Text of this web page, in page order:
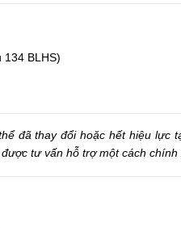
BLHS)
đã thay đổi hoặc hết hiệu lực
tư vấn hỗ trợ một cách chính